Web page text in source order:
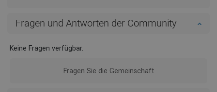
Fragen und Antworten der Community
Keine Fragen verfügbar.
Fragen Sie die Gemeinschaft